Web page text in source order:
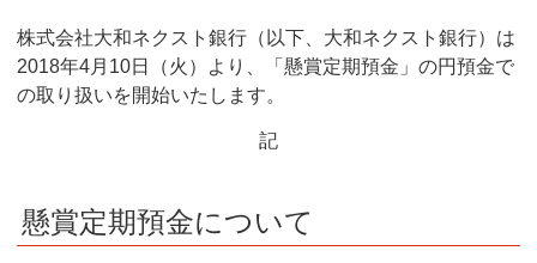
株式会社大和ネクスト銀行（以下、大和ネクスト銀行）は
2018年4月10日（火）より、「懸賞定期預金」の円預金で
の取り扱いを開始いたします。
記
懸賞定期預金について